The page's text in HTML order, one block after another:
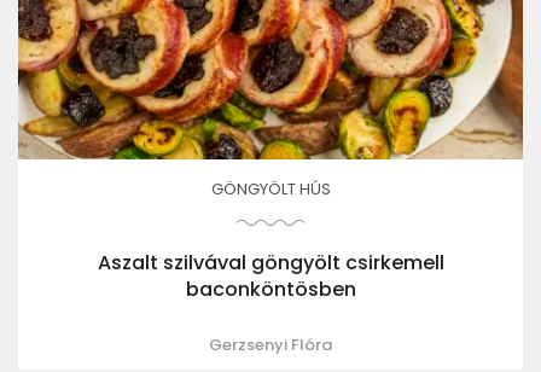
GÖNGYÖLT HÚS
Aszalt szilvával göngyölt csirkemell
baconköntösben
Gerzsenyi Flóra